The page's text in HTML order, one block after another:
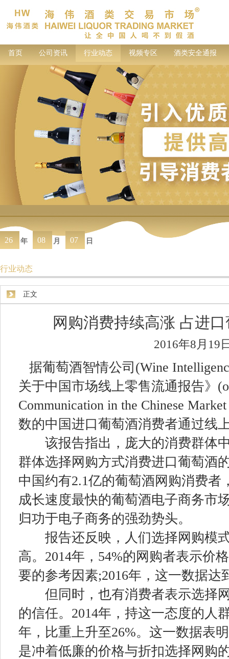
首页 公司资讯 行业动态 视频专区 酒类安全通报
26 年 08 月 07 日
行业动态
正文
网购消费持续高涨 占进
2016年8月19
据葡萄酒智情公司(Wine
关于中国市场线上零售流通报告》
Communication in the Chinese
数的中国进口葡萄酒消费者通过线
该报告指出，庞大的消费群体
群体选择网购方式消费进口葡萄酒
中国约有2.1亿的葡萄酒网购消费者
成长速度最快的葡萄酒电子商务市
归功于电子商务的强劲势头。
报告还反映，人们选择网购模
高。2014年，54%的网购者表示价
要的参考因素;2016年，这一数据达
但同时，也有消费者表示选择
的信任。2014年，持这一态度的人
年，比重上升至26%。这一数据表
是冲着低廉的价格与折扣选择网购